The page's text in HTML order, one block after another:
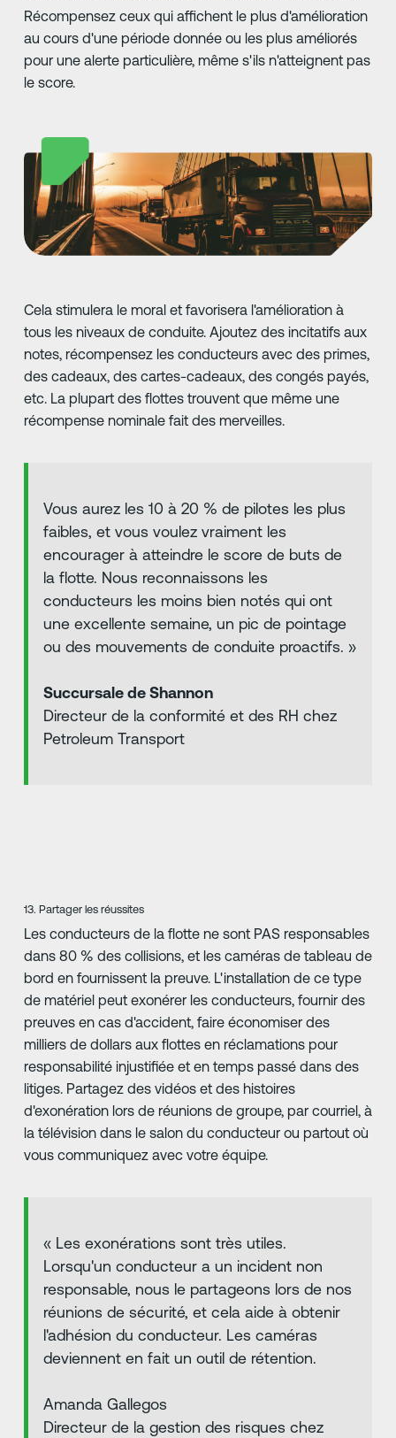
Récompensez ceux qui affichent le plus d'amélioration
au cours d'une période donnée ou les plus améliorés
pour une alerte particulière, même s'ils n'atteignent pas
le score.
Cela stimulera le moral et favorisera l'amélioration à
tous les niveaux de conduite. Ajoutez des incitatifs aux
notes, récompensez les conducteurs avec des primes,
des cadeaux, des cartes-cadeaux, des congés payés,
etc. La plupart des flottes trouvent que même une
récompense nominale fait des merveilles.
Vous aurez les 10 à 20 % de pilotes les plus
faibles, et vous voulez vraiment les
encourager à atteindre le score de buts de
la flotte. Nous reconnaissons les
conducteurs les moins bien notés qui ont
une excellente semaine, un pic de pointage
ou des mouvements de conduite proactifs. »
Succursale de Shannon
Directeur de la conformité et des RH chez
Petroleum Transport
13. Partager les réussites
Les conducteurs de la flotte ne sont PAS responsables
dans 80 % des collisions, et les caméras de tableau de
bord en fournissent la preuve. L'installation de ce type
de matériel peut exonérer les conducteurs, fournir des
preuves en cas d'accident, faire économiser des
milliers de dollars aux flottes en réclamations pour
responsabilité injustifiée et en temps passé dans des
litiges. Partagez des vidéos et des histoires
d'exonération lors de réunions de groupe, par courriel, à
la télévision dans le salon du conducteur ou partout où
vous communiquez avec votre équipe.
« Les exonérations sont très utiles.
Lorsqu'un conducteur a un incident non
responsable, nous le partageons lors de nos
réunions de sécurité, et cela aide à obtenir
l'adhésion du conducteur. Les caméras
deviennent en fait un outil de rétention.
Amanda Gallegos
Directeur de la gestion des risques chez